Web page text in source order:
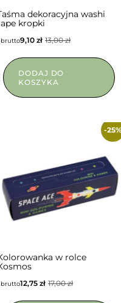
dekoracyjna washi
kropki
13,00zł
9,10 zł
brutto
DODAJ DO
KOSZYKA
-
w rolce
17,00zł
12,75 zł
brutto